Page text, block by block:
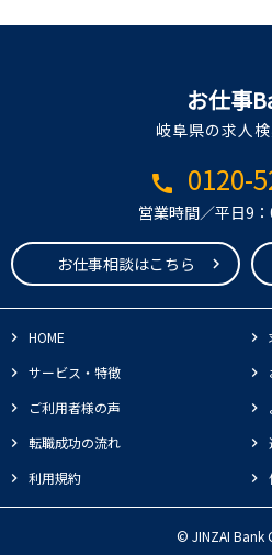
お仕事
岐阜県の求人
call 0120-
営業時間／平日9
お仕事相談はこちら
HOME
サービス・特徴
ご利用者様の声
転職成功の流れ
利用規約
© JINZAI Bank